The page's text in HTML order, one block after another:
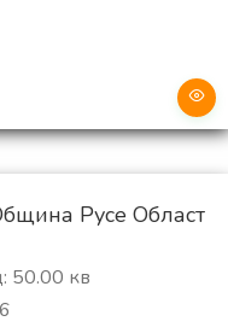
Русе Област
50.00 кв